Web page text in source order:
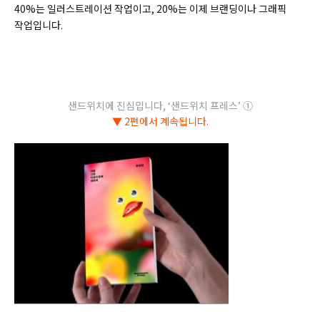
40%는 일러스트레이션 작업이고, 20%는 이제 브랜딩이나 그래픽
작업입니다.
샌드위치에 진심입니다, ‘샌드위치 프레스’ ①
▼ 2편에서 계속됩니다.